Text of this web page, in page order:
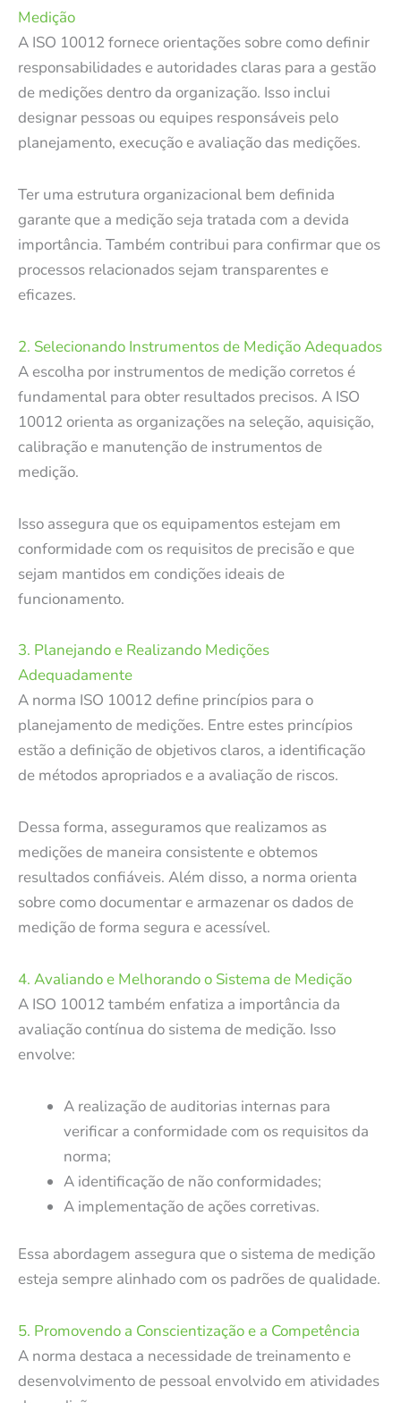
Medição
A ISO 10012 fornece orientações sobre como definir
responsabilidades e autoridades claras para a gestão
de medições dentro da organização. Isso inclui
designar pessoas ou equipes responsáveis pelo
planejamento, execução e avaliação das medições.
Ter uma estrutura organizacional bem definida
garante que a medição seja tratada com a devida
importância. Também contribui para confirmar que os
processos relacionados sejam transparentes e
eficazes.
2. Selecionando Instrumentos de Medição Adequados
A escolha por instrumentos de medição corretos é
fundamental para obter resultados precisos. A ISO
10012 orienta as organizações na seleção, aquisição,
calibração e manutenção de instrumentos de
medição.
Isso assegura que os equipamentos estejam em
conformidade com os requisitos de precisão e que
sejam mantidos em condições ideais de
funcionamento.
3. Planejando e Realizando Medições
Adequadamente
A norma ISO 10012 define princípios para o
planejamento de medições. Entre estes princípios
estão a definição de objetivos claros, a identificação
de métodos apropriados e a avaliação de riscos.
Dessa forma, asseguramos que realizamos as
medições de maneira consistente e obtemos
resultados confiáveis. Além disso, a norma orienta
sobre como documentar e armazenar os dados de
medição de forma segura e acessível.
4. Avaliando e Melhorando o Sistema de Medição
A ISO 10012 também enfatiza a importância da
avaliação contínua do sistema de medição. Isso
envolve:
A realização de auditorias internas para
verificar a conformidade com os requisitos da
norma;
A identificação de não conformidades;
A implementação de ações corretivas.
Essa abordagem assegura que o sistema de medição
esteja sempre alinhado com os padrões de qualidade.
5. Promovendo a Conscientização e a Competência
A norma destaca a necessidade de treinamento e
desenvolvimento de pessoal envolvido em atividades